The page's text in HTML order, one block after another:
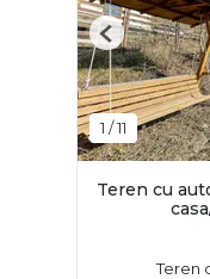
1 /11
Previous
Teren cu
Teren